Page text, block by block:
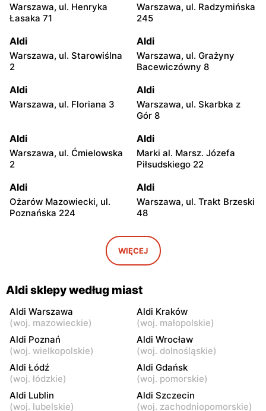
Warszawa, ul. Henryka
Łasaka 71
Warszawa, ul. Radzymińska
245
Aldi
Warszawa, ul. Starowiślna
2
Aldi
Warszawa, ul. Grażyny
Bacewiczówny 8
Aldi
Warszawa, ul. Floriana 3
Aldi
Warszawa, ul. Skarbka z
Gór 8
Aldi
Warszawa, ul. Ćmielowska
2
Aldi
Marki al. Marsz. Józefa
Piłsudskiego 22
Aldi
Ożarów Mazowiecki, ul.
Poznańska 224
Aldi
Warszawa, ul. Trakt Brzeski
48
Stara Iwiczna, ul. Nowa 4B
Aldi
Kobyłka, ul. Przyjacielska 1
Józefów, ul. Graniczna 2
Legionowo, ul. Jagiellońska
Aldi
Wołomin, ul. Mikołaja Reja
14
Aldi
Radzymin, ul. Wołomińska 5
Aldi
Milanówek, ul. Królewska
52
Aldi
Grodzisk Mazowiecki, ul.
Elizy Orzeszkowej 1
WIĘCEJ
Aldi sklepy według miast
Aldi Warszawa
(woj. mazowieckie)
Aldi Kraków
(woj. małopolskie)
Aldi Poznań
(woj. wielkopolskie)
Aldi Wrocław
(woj. dolnośląskie)
Aldi Łódź
(woj. łódzkie)
Aldi Gdańsk
(woj. pomorskie)
Aldi Lublin
(woj. lubelskie)
Aldi Szczecin
(woj. zachodniopomorskie)